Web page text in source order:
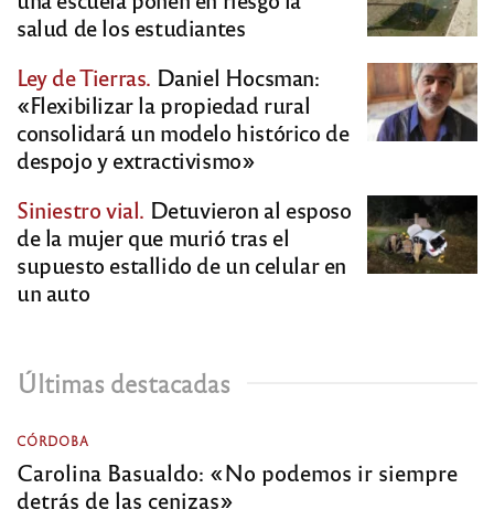
salud de los estudiantes
Ley de Tierras. Daniel Hocsman:
«Flexibilizar la propiedad rural
consolidará un modelo histórico de
despojo y extractivismo»
Siniestro vial. Detuvieron al esposo
de la mujer que murió tras el
supuesto estallido de un celular en
un auto
Últimas destacadas
CÓRDOBA
Carolina Basualdo: «No podemos ir siempre
detrás de las cenizas»